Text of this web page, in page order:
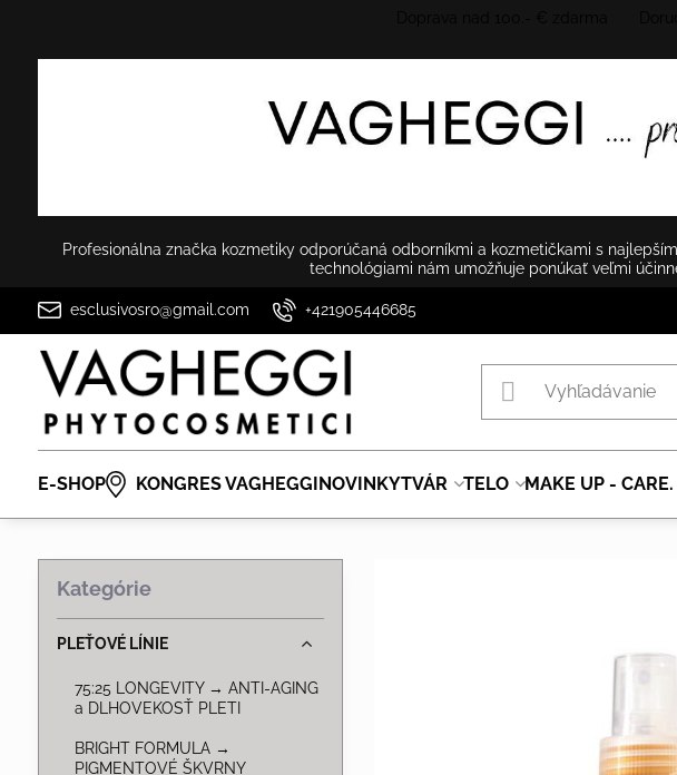
Profesionálna značka kozmetiky odporúčaná odborníkmi a kozmetičkami s
technológiami nám umožňuje ponúkať veľmi
esclusivosro@gmail.com +421905446685
E-SHOP KONGRES VAGHEGGINOVINKYTVÁR TELO MAKE UP -
Kategórie
PLEŤOVÉ LÍNIE
75:25 LONGEVITY → ANTI-AGING
a DLHOVEKOSŤ PLETI
BRIGHT FORMULA →
PIGMENTOVÉ ŠKVRNY